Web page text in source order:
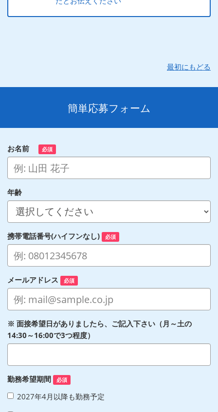
最初にもどる
簡単応募フォーム
お名前 必須
年齢
携帯電話番号(ハイフンなし) 必須
メールアドレス 必須
※ 面接希望日がありましたら、ご記入下さい（月～土の
14:30～16:00で3つ程度）
勤務希望期間 必須
2027年4月以降も勤務予定